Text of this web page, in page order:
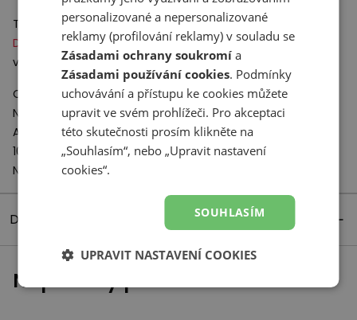
Technologie:
DynaSoft– měkká pěnová mezipodešev, která zaručuje
vysokou úroveň tlumení a umožňuje hladký a stabilní běh.
Odpovědný subjekt:
New Balance Europe BV
A-Factorij, Pilotenstraat 35 – 45
1059 CH Amsterdam
Netherlands
Detaily produktu
Naposledy prohlížené
personalizované a nepersonalizované
reklamy (profilování reklamy) v souladu se
Zásadami ochrany soukromí a
Zásadami používání cookies. Podmínky
uchovávání a přístupu ke cookies můžete
upravit ve svém prohlížeči. Pro akceptaci
této skutečnosti prosím klikněte na
„Souhlasím“, nebo „Upravit nastavení
cookies“.
SOUHLASÍM
UPRAVIT NASTAVENÍ COOKIES